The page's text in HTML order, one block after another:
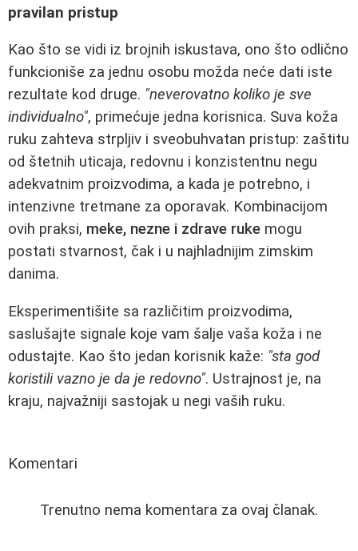
pravilan pristup
Kao što se vidi iz brojnih iskustava, ono što odlično
funkcioniše za jednu osobu možda neće dati iste
rezultate kod druge. "neverovatno koliko je sve
individualno", primećuje jedna korisnica. Suva koža
ruku zahteva strpljiv i sveobuhvatan pristup: zaštitu
od štetnih uticaja, redovnu i konzistentnu negu
adekvatnim proizvodima, a kada je potrebno, i
intenzivne tretmane za oporavak. Kombinacijom
ovih praksi, meke, nezne i zdrave ruke mogu
postati stvarnost, čak i u najhladnijim zimskim
danima.
Eksperimentišite sa različitim proizvodima,
saslušajte signale koje vam šalje vaša koža i ne
odustajte. Kao što jedan korisnik kaže: "sta god
koristili vazno je da je redovno". Ustrajnost je, na
kraju, najvažniji sastojak u negi vaših ruku.
Komentari
Trenutno nema komentara za ovaj članak.